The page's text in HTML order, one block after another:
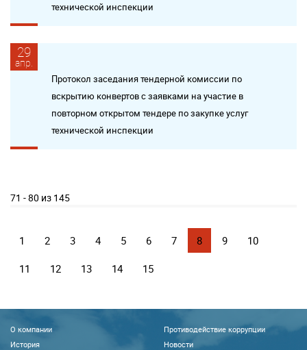
технической инспекции
29
апр.
Протокол заседания тендерной комиссии по
вскрытию конвертов с заявками на участие в
повторном открытом тендере по закупке услуг
технической инспекции
71 - 80 из 145
1 2 3 4 5 6 7 8 9 10
11 12 13 14 15
О компании
История
Противодействие коррупции
Новости